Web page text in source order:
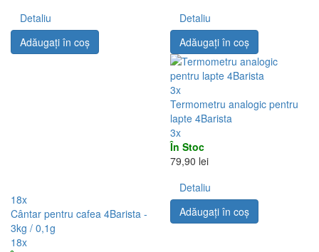
Detaliu
Adăugați în coş
Detaliu
Adăugați în coş
18x
Cântar pentru cafea 4Barista -
3kg / 0,1g
18x
3x
Termometru analogic pentru
lapte 4Barista
3x
În Stoc
79,90 lei
Detaliu
Adăugați în coş